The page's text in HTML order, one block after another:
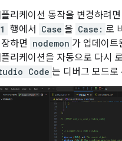
리케이션 동작을 변경하려면
행에서 Case 을 Case: 로
하면 nodemon 가 업데이트
리케이션을 자동으로 다시
Code 는 디버그 모드로